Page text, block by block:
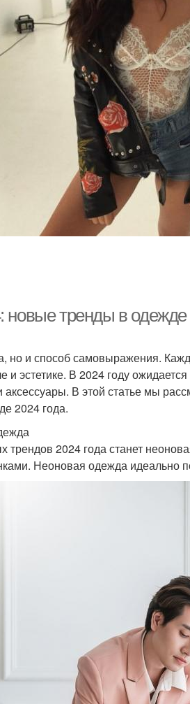
новые тренды в одежде
но и способ самовыражения.
и эстетике. В 2024 году
В этой статье мы
2024 года.
2024 года станет
Неоновая одежда идеально